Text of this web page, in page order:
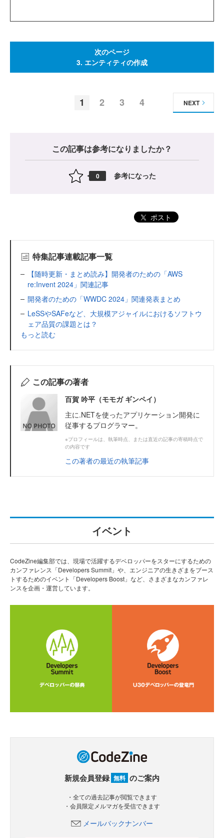
次のページ
3. エンティティの作成
1 2 3 4 NEXT
この記事は参考になりましたか？
0 参考になった
ポスト
特集記事連載記事一覧
【随時更新・まとめ読み】開発者のための「AWS
re:Invent 2024」関連記事
開発者のための「WWDC 2024」関連発表まとめ
LeSSやSAFeなど、大規模アジャイルにおけるソフトウ
ェア品質の課題とは？
もっと読む
この記事の著者
百賀 吟平（モモガ ギンペイ）
主に.NETを使ったアプリケーション開発に
従事するプログラマー。
※プロフィールは、執筆時点、または直近の記事の寄稿時点で
の内容です
この著者の最近の執筆記事
イベント
CodeZine編集部では、現場で活躍するデベロッパーをスターにするための
カンファレンス「Developers Summit」や、エンジニアの生きざまをブース
トするためのイベント「Developers Boost」など、さまざまなカンファレ
ンスを企画・運営しています。
新規会員登録 無料 のご案内
・全ての過去記事が閲覧できます
・会員限定メルマガを受信できます
メールバックナンバー